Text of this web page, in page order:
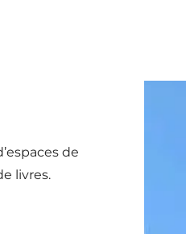
de
livres.